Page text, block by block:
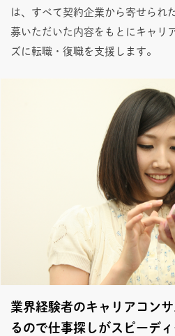
は、すべて契約企業から寄せられ
募いただいた内容をもとにキャリ
ズに転職・復職を支援します。
業界経験者のキャリアコン
るので仕事探しがスピーデ